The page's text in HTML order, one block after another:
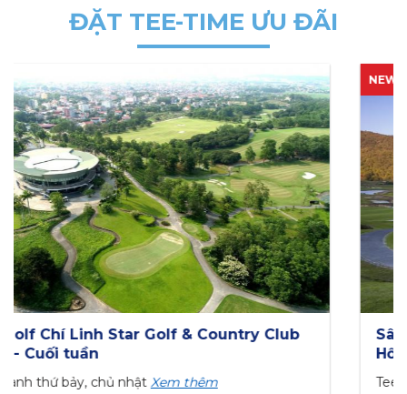
ĐẶT TEE-TIME ƯU ĐÃI
NEW
Sân Golf Twin Doves tiêu chuẩn 27 lỗ cuối
tuần giá ưu đãi
Cuối tuầnXem thêm